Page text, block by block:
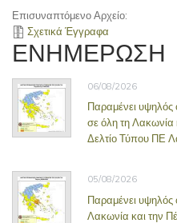
Επισυναπτόμενο Αρχείο:
Σχετικά Έγγραφα
ΕΝΗΜΕΡΩΣΗ
06/08/2026
Παραμένει υψηλός
σε όλη τη
Δελτίο Τύπου ΠΕ
05/08/2026
Παραμένει υψηλός
Λακωνία και την